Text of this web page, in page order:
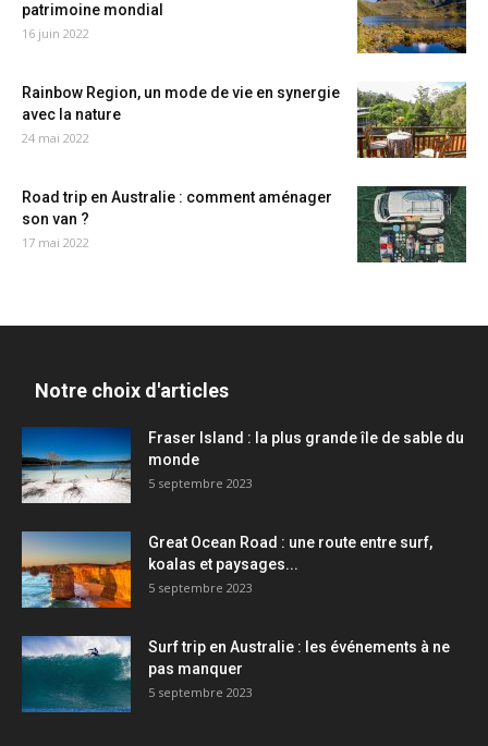
patrimoine mondial
16 juin 2022
Rainbow Region, un mode de vie en synergie
avec la nature
24 mai 2022
Road trip en Australie : comment aménager
son van ?
17 mai 2022
Notre choix d'articles
Fraser Island : la plus grande île de sable du
monde
5 septembre 2023
Great Ocean Road : une route entre surf,
koalas et paysages...
5 septembre 2023
Surf trip en Australie : les événements à ne
pas manquer
5 septembre 2023